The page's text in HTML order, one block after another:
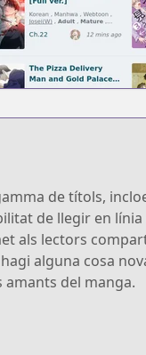
de títols,
de llegir en
als lectors
alguna cosa
del manga.